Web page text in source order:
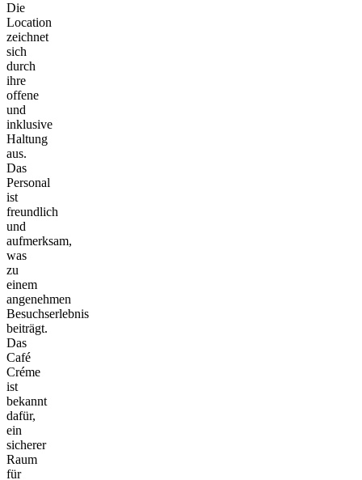
Die
Location
zeichnet
sich
durch
ihre
offene
und
inklusive
Haltung
aus.
Das
Personal
ist
freundlich
und
aufmerksam,
was
zu
einem
angenehmen
Besuchserlebnis
beiträgt.
Das
Café
Créme
ist
bekannt
dafür,
ein
sicherer
Raum
für